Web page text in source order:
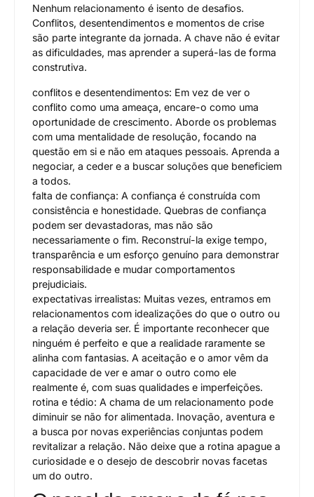
Nenhum relacionamento é isento de desafios.
Conflitos, desentendimentos e momentos de crise
são parte integrante da jornada. A chave não é evitar
as dificuldades, mas aprender a superá-las de forma
construtiva.
conflitos e desentendimentos: Em vez de ver o
conflito como uma ameaça, encare-o como uma
oportunidade de crescimento. Aborde os problemas
com uma mentalidade de resolução, focando na
questão em si e não em ataques pessoais. Aprenda a
negociar, a ceder e a buscar soluções que beneficiem
a todos.
falta de confiança: A confiança é construída com
consistência e honestidade. Quebras de confiança
podem ser devastadoras, mas não são
necessariamente o fim. Reconstruí-la exige tempo,
transparência e um esforço genuíno para demonstrar
responsabilidade e mudar comportamentos
prejudiciais.
expectativas irrealistas: Muitas vezes, entramos em
relacionamentos com idealizações do que o outro ou
a relação deveria ser. É importante reconhecer que
ninguém é perfeito e que a realidade raramente se
alinha com fantasias. A aceitação e o amor vêm da
capacidade de ver e amar o outro como ele
realmente é, com suas qualidades e imperfeições.
rotina e tédio: A chama de um relacionamento pode
diminuir se não for alimentada. Inovação, aventura e
a busca por novas experiências conjuntas podem
revitalizar a relação. Não deixe que a rotina apague a
curiosidade e o desejo de descobrir novas facetas
um do outro.